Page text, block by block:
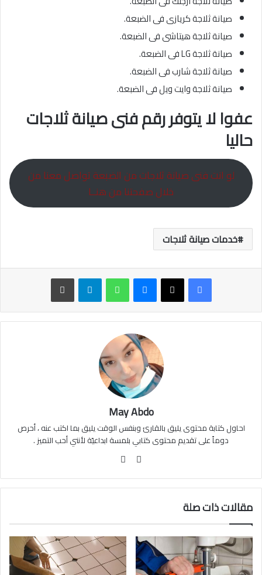
صيانة ثلاجة كريازى فى الضبعة.
صيانة ثلاجة هيتاشى فى الضبعة.
صيانة ثلاجة LG فى الضبعة.
صيانة ثلاجة شارب فى الضبعة.
صيانة ثلاجة وايت ويل فى الضبعة.
عفوا لا يتوفر رقم فنى صيانة ثلاجات
حاليا
لو انت فنى صيانة ثلاجات من الضبعة تواصل معنا من
خلال صفحتنا من هنــا
خدمات صيانة ثلاجات
ماسنجر واتساب تيلقرام طباعة
May Abdo
احاول كتابة محتوى يليق بالقارئ وبنفس الوقت يليق بما اكتب عنه ، أحرص
دوماً على تقديم محتوى كتابي بلمسة ابداعيّة لأنني أحب التميز .
موقع
مقالات ذات صلة